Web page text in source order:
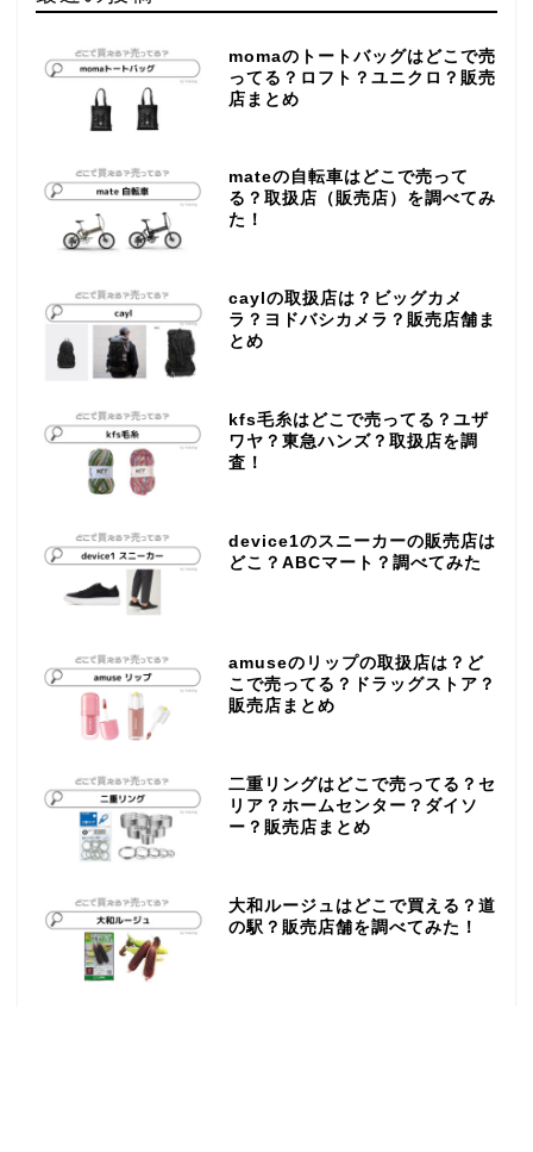
momaのトートバッグはどこで売
ってる？ロフト？ユニクロ？販売
店まとめ
mateの自転車はどこで売って
る？取扱店（販売店）を調べてみ
た！
caylの取扱店は？ビッグカメ
ラ？ヨドバシカメラ？販売店舗ま
とめ
kfs毛糸はどこで売ってる？ユザ
ワヤ？東急ハンズ？取扱店を調
査！
device1のスニーカーの販売店は
どこ？ABCマート？調べてみた
amuseのリップの取扱店は？ど
こで売ってる？ドラッグストア？
販売店まとめ
二重リングはどこで売ってる？セ
リア？ホームセンター？ダイソ
ー？販売店まとめ
大和ルージュはどこで買える？道
の駅？販売店舗を調べてみた！